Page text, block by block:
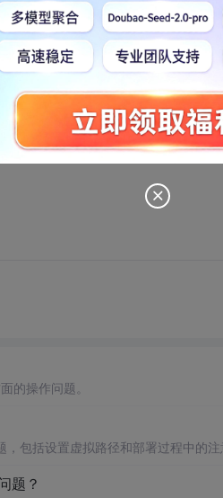
发到动态 举报
的操作问题。
，包括设置虚拟路径和部署过程中的注
题？